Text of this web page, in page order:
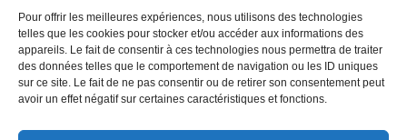
Pour offrir les meilleures expériences, nous utilisons des technologies
telles que les cookies pour stocker et/ou accéder aux informations des
appareils. Le fait de consentir à ces technologies nous permettra de traiter
des données telles que le comportement de navigation ou les ID uniques
sur ce site. Le fait de ne pas consentir ou de retirer son consentement peut
avoir un effet négatif sur certaines caractéristiques et fonctions.
Mairie d’Aveizieux